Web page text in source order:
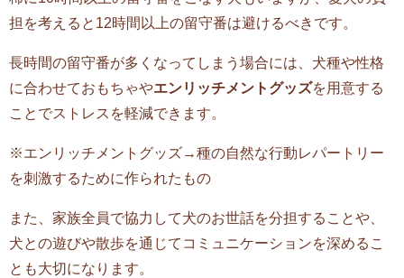
担を考えると12時間以上の留守番は避けるべきです。
長時間の留守番が多くなってしまう場合には、犬種や性格
に合わせておもちゃやエンリッチメントグッズを用意する
ことでストレスを軽減できます。
※エンリッチメントグッズ→種の自然な行動レパートリー
を刺激するために作られたもの
また、家族全員で協力して犬のお世話を分担することや、
犬との遊びや散歩を通じてコミュニケーションを深めるこ
とも大切になります。